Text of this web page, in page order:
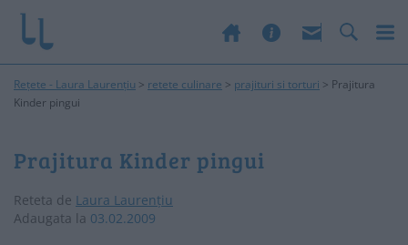
Rețete - Laura Laurențiu > retete culinare > prajituri si torturi > Prajitura
Kinder pingui
Prajitura Kinder pingui
Reteta de Laura Laurențiu
Adaugata la 03.02.2009